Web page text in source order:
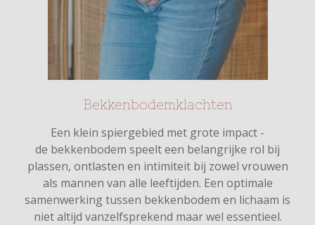
Bekkenbodemklachten
Een klein spiergebied met grote impact -
de bekkenbodem speelt een belangrijke rol bij
plassen, ontlasten en intimiteit bij zowel vrouwen
als mannen van alle leeftijden. Een optimale
samenwerking tussen bekkenbodem en lichaam is
niet altijd vanzelfsprekend maar wel essentieel.